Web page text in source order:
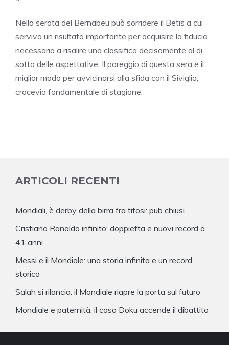
Nella serata del Bernabeu può sorridere il Betis a cui
serviva un risultato importante per acquisire la fiducia
necessaria a risalire una classifica decisamente al di
sotto delle aspettative. Il pareggio di questa sera è il
miglior modo per avvicinarsi alla sfida con il Siviglia,
crocevia fondamentale di stagione.
ARTICOLI RECENTI
Mondiali, è derby della birra fra tifosi: pub chiusi
Cristiano Ronaldo infinito: doppietta e nuovi record a
41 anni
Messi e il Mondiale: una storia infinita e un record
storico
Salah si rilancia: il Mondiale riapre la porta sul futuro
Mondiale e paternità: il caso Doku accende il dibattito